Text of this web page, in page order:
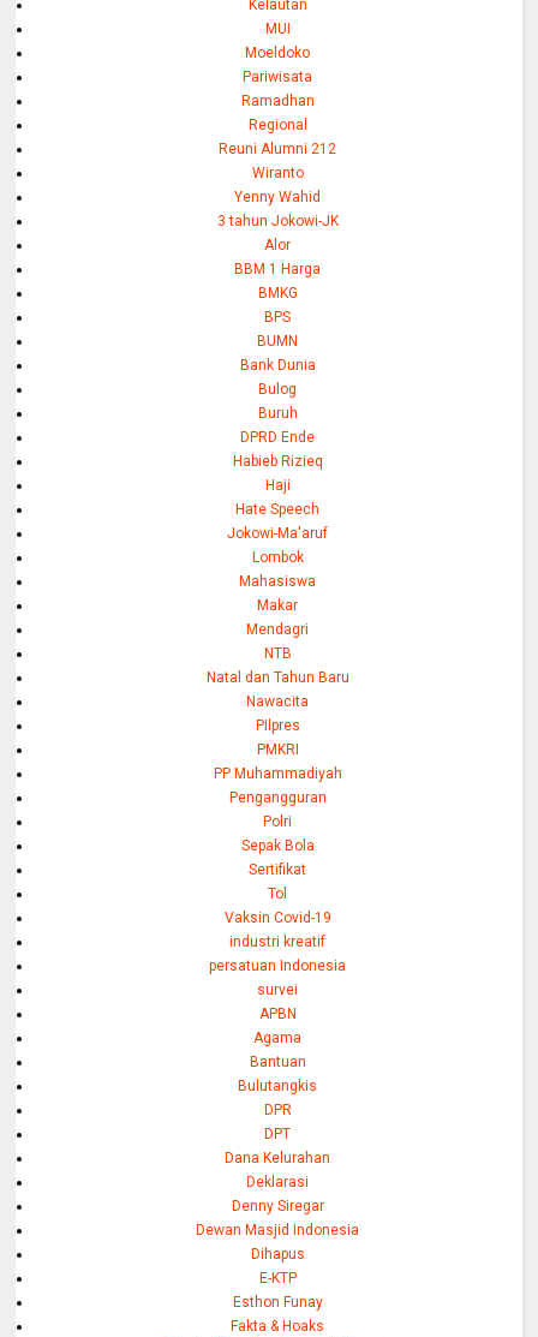
Kelautan
MUI
Moeldoko
Pariwisata
Ramadhan
Regional
Reuni Alumni 212
Wiranto
Yenny Wahid
3 tahun Jokowi-JK
Alor
BBM 1 Harga
BMKG
BPS
BUMN
Bank Dunia
Bulog
Buruh
DPRD Ende
Habieb Rizieq
Haji
Hate Speech
Jokowi-Ma'aruf
Lombok
Mahasiswa
Makar
Mendagri
NTB
Natal dan Tahun Baru
Nawacita
PIlpres
PMKRI
PP Muhammadiyah
Pengangguran
Polri
Sepak Bola
Sertifikat
Tol
Vaksin Covid-19
industri kreatif
persatuan Indonesia
survei
APBN
Agama
Bantuan
Bulutangkis
DPR
DPT
Dana Kelurahan
Deklarasi
Denny Siregar
Dewan Masjid Indonesia
Dihapus
E-KTP
Esthon Funay
Fakta & Hoaks